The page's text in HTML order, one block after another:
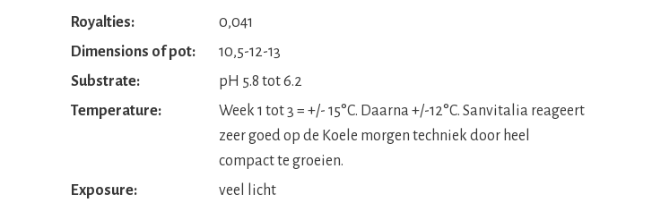
Royalties:
0,041
Dimensions of pot:
10,5-12-13
Substrate:
pH 5.8 tot 6.2
Temperature:
Week 1 tot 3 = +/- 15°C. Daarna +/-12°C. Sanvitalia reageert
zeer goed op de Koele morgen techniek door heel
compact te groeien.
Exposure:
veel licht